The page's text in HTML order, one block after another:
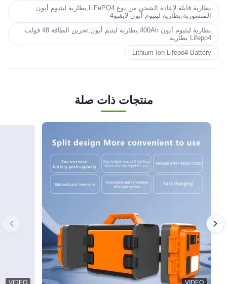
بطارية قابلة لإعادة الشحن من نوع LiFePO4,بطارية ليثيوم أيون
المنشورية,بطارية ليثيوم أيون لايفبو4
بطارية ليثيوم أيون 400Ah,بطارية ليتيم أيون,تخزين الطاقة 48 فولت
Lifepo4 بطارية
Lithium Ion Lifepo4 Battery
منتجات ذات صلة
VIDEO
VIDEO